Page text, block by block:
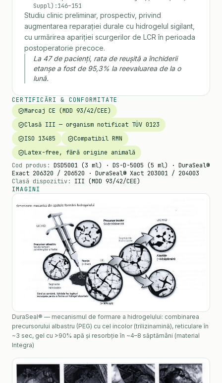
Suppl):146–151
Studiu clinic preliminar, prospectiv, privind
augmentarea reparației durale cu hidrogelul sigilant,
cu urmărirea apariției scurgerilor de LCR în perioada
postoperatorie precoce.
La 47 de pacienți, rata de reușită a închiderii
etanșe a fost de 95,3% la reevaluarea de la o
lună.
CERTIFICĂRI & CONFORMITATE
Marcaj CE (MDD 93/42/CEE)
Clasă III — organism notificat TÜV 0123
ISO 13485
Compatibil RMN
Latex-free, fără origine animală
Cod produs: DSD5001 (3 ml) · DS-D-5005 (5 ml) · DuraSeal®
Exact 206320 / 206520 · DuraSeal® Xact 203001 / 204003
Clasă dispozitiv:
III (MDD 93/42/CEE)
IMAGINI
DuraSeal® — mecanismul de formare a hidrogelului: combinarea
precursorului albastru (PEG) cu cel incolor (trilizinamină), reticulare în
~3 sec, gel cu >90% apă și resorbție în ~4–8 săptămâni (material
Integra)